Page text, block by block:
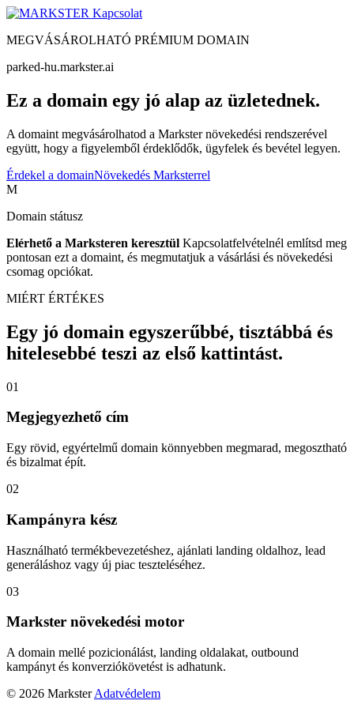
Kapcsolat
MEGVÁSÁROLHATÓ PRÉMIUM DOMAIN
parked-hu.markster.ai
Ez a domain egy jó alap az üzletednek.
A domaint megvásárolhatod a Markster növekedési rendszerével
együtt, hogy a figyelemből érdeklődők, ügyfelek és bevétel legyen.
Érdekel a domainNövekedés Marksterrel
M
Domain státusz
Elérhető a Marksteren keresztül Kapcsolatfelvételnél említsd meg
pontosan ezt a domaint, és megmutatjuk a vásárlási és növekedési
csomag opciókat.
MIÉRT ÉRTÉKES
Egy jó domain egyszerűbbé, tisztábbá és
hitelesebbé teszi az első kattintást.
01
Megjegyezhető cím
Egy rövid, egyértelmű domain könnyebben megmarad, megosztható
és bizalmat épít.
02
Kampányra kész
Használható termékbevezetéshez, ajánlati landing oldalhoz, lead
generáláshoz vagy új piac teszteléséhez.
03
Markster növekedési motor
A domain mellé pozicionálást, landing oldalakat, outbound
kampányt és konverziókövetést is adhatunk.
© 2026 Markster Adatvédelem